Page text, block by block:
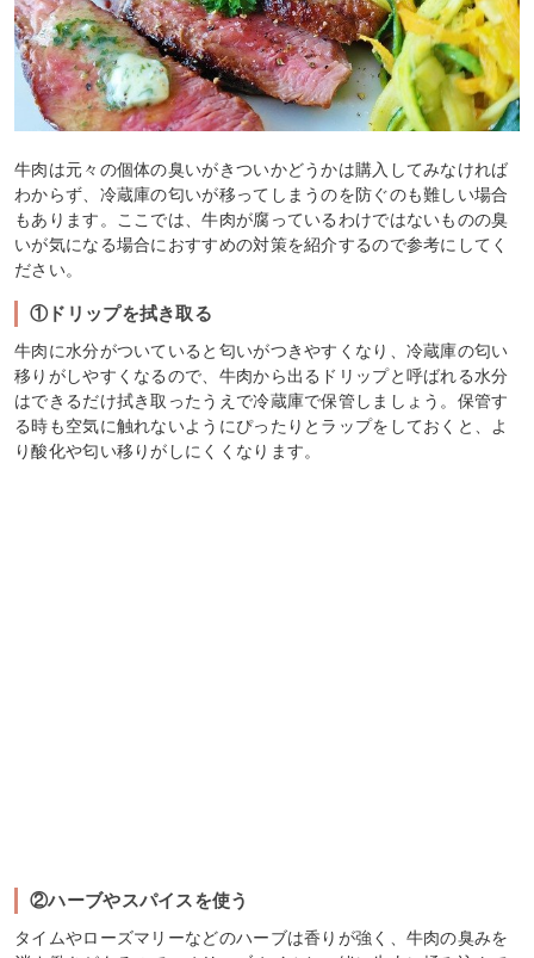
牛肉は元々の個体の臭いがきついかどうかは購入してみなければ
わからず、冷蔵庫の匂いが移ってしまうのを防ぐのも難しい場合
もあります。ここでは、牛肉が腐っているわけではないものの臭
いが気になる場合におすすめの対策を紹介するので参考にしてく
ださい。
①ドリップを拭き取る
牛肉に水分がついていると匂いがつきやすくなり、冷蔵庫の匂い
移りがしやすくなるので、牛肉から出るドリップと呼ばれる水分
はできるだけ拭き取ったうえで冷蔵庫で保管しましょう。保管す
る時も空気に触れないようにぴったりとラップをしておくと、よ
り酸化や匂い移りがしにくくなります。
②ハーブやスパイスを使う
タイムやローズマリーなどのハーブは香りが強く、牛肉の臭みを